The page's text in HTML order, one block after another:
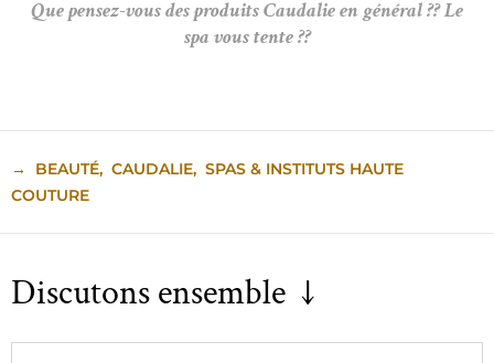
Que pensez-vous des produits Caudalie en général ?? Le
spa vous tente ??
→ BEAUTÉ, CAUDALIE, SPAS & INSTITUTS HAUTE
COUTURE
Discutons ensemble ↓